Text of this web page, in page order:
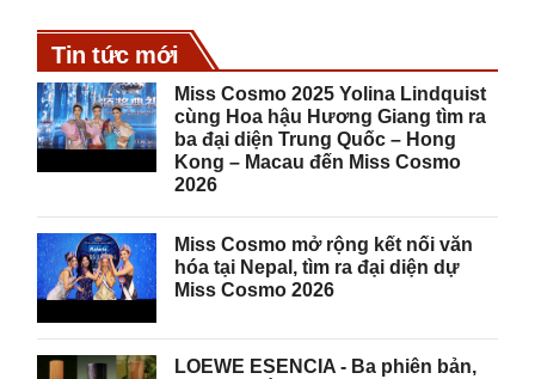
Tin tức mới
Miss Cosmo 2025 Yolina Lindquist
cùng Hoa hậu Hương Giang tìm ra
ba đại diện Trung Quốc – Hong
Kong – Macau đến Miss Cosmo
2026
Miss Cosmo mở rộng kết nối văn
hóa tại Nepal, tìm ra đại diện dự
Miss Cosmo 2026
LOEWE ESENCIA - Ba phiên bản,